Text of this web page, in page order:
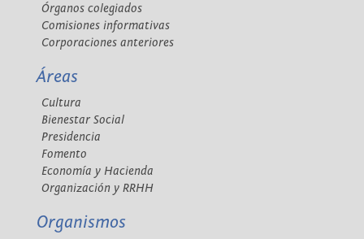
Órganos colegiados
Comisiones informativas
Corporaciones anteriores
Áreas
Cultura
Bienestar Social
Presidencia
Fomento
Economía y Hacienda
Organización y RRHH
Organismos